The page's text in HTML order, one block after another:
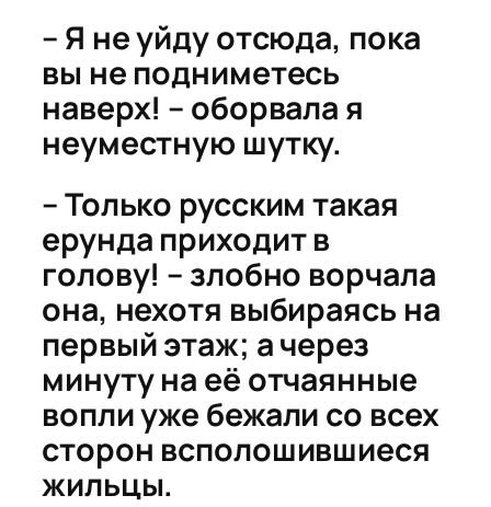
– Я не уйду отсюда, пока
вы не подниметесь
наверх! – оборвала я
неуместную шутку.
– Только русским такая
ерунда приходит в
голову! – злобно ворчала
она, нехотя выбираясь на
первый этаж; а через
минуту на её отчаянные
вопли уже бежали со всех
сторон всполошившиеся
жильцы.